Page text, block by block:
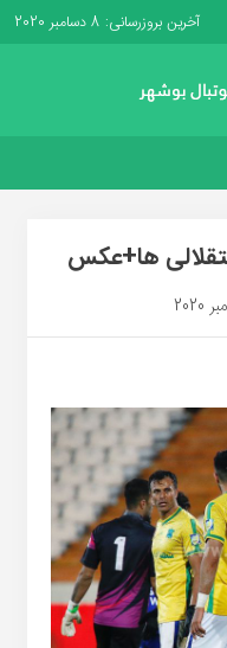
آخرین بروزرسانی: 8 دسامبر 2020
ها+عکس